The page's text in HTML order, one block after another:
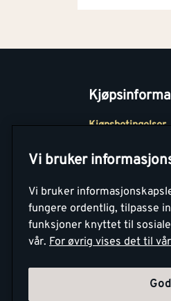
Kjøpsbetingelser
Betaling
Retur- og
angrerettsskjema
Vi bruker
Vi bruker
fungere ordentlig, tilpasse
funksjoner knyttet til
vår. For øvrig vises det til